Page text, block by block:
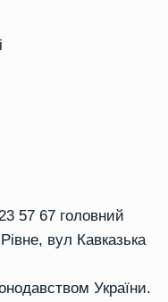
57 67 головний
вул Кавказька
України.